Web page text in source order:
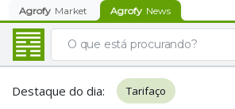
Agrofy Market Agrofy News
Destaque do dia: Tarifaço